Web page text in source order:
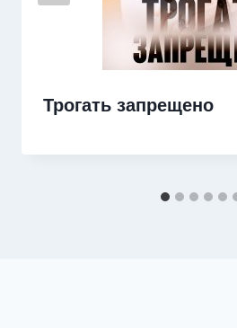
Трогать запрещено